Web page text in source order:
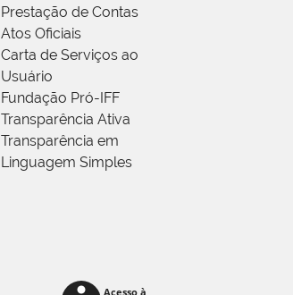
Prestação de Contas
Atos Oficiais
Carta de Serviços ao
Usuário
Fundação Pró-IFF
Transparência Ativa
Transparência em
Linguagem Simples